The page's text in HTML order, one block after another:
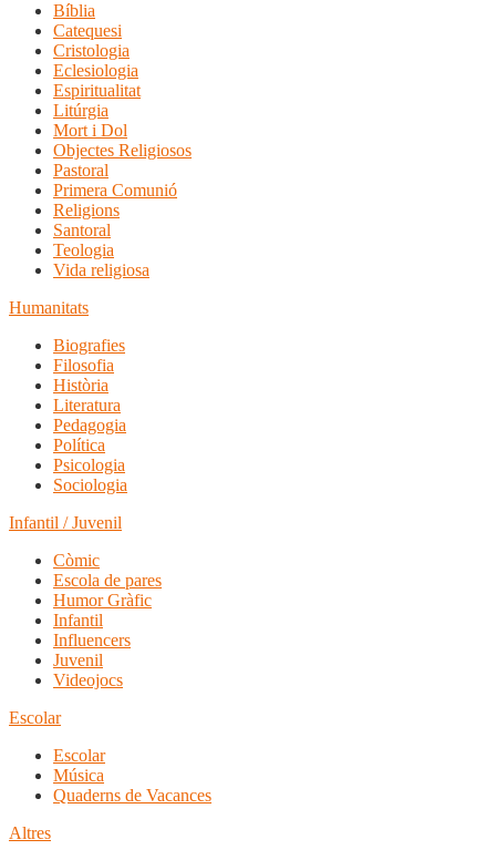
Bíblia
Catequesi
Cristologia
Eclesiologia
Espiritualitat
Litúrgia
Mort i Dol
Objectes Religiosos
Pastoral
Primera Comunió
Religions
Santoral
Teologia
Vida religiosa
Humanitats
Biografies
Filosofia
Història
Literatura
Pedagogia
Política
Psicologia
Sociologia
Infantil / Juvenil
Còmic
Escola de pares
Humor Gràfic
Infantil
Influencers
Juvenil
Videojocs
Escolar
Escolar
Música
Quaderns de Vacances
Altres